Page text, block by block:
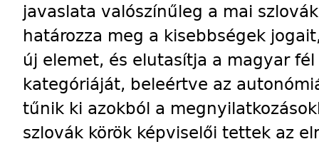
javaslata valószínűleg a mai
határozza meg a kisebbségek
új elemet, és elutasítja a magyar
kategóriáját, beleértve az
tűnik ki azokból a
szlovák körök képviselői tettek az